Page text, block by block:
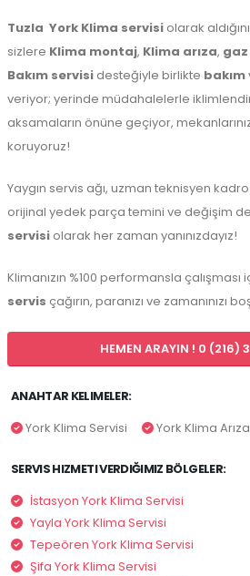
Tuzla York Klima servisi olarak
sizlere Klima montaj, Klima arıza,
Bakım servisi desteğiyle birlikte bakım
veriyor; yerinde müdahalelerle
aksamaların önüne geçiyor,
koruyoruz!
Yaygın servis ağı, uzman teknisyen
orijinal yedek parça temini ve değişim
servisi olarak her zaman yanınızdayız!
Klimanızın %100 performansla çalışması
servis çağırın, paranızı ve zamanınızı
HEMEN ARAYIN ! 0 (216)
ANAHTAR KELIMELER:
York Klima Servisi
York Klima Arıza
SERVIS HIZMETI VERDIĞIMIZ BÖLGELER:
İstasyon York Klima Servisi
Yayla York Klima Servisi
Tepeören York Klima Servisi
Şifa York Klima Servisi